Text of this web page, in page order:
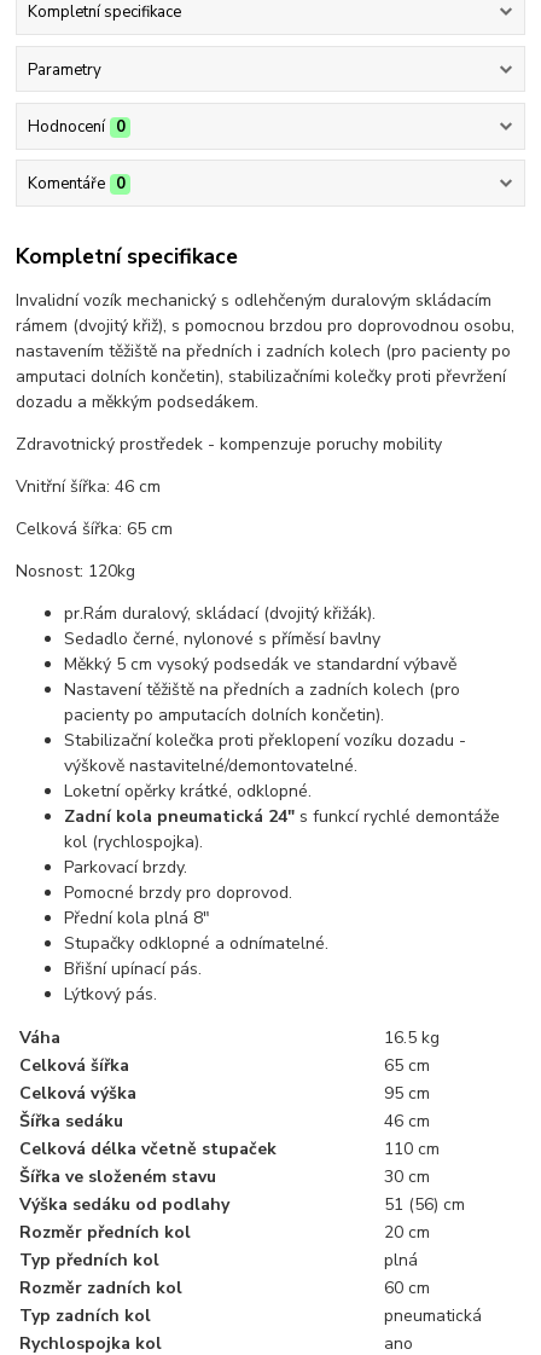
Kompletní specifikace
Parametry
Hodnocení 0
Komentáře 0
Kompletní specifikace
Invalidní vozík mechanický s odlehčeným duralovým skládacím
rámem (dvojitý křiž), s pomocnou brzdou pro doprovodnou osobu,
nastavením těžiště na předních i zadních kolech (pro pacienty po
amputaci dolních končetin), stabilizačními kolečky proti převržení
dozadu a měkkým podsedákem.
Zdravotnický prostředek - kompenzuje poruchy mobility
Vnitřní šířka: 46 cm
Celková šířka: 65 cm
Nosnost: 120kg
pr.Rám duralový, skládací (dvojitý křižák).
Sedadlo černé, nylonové s příměsí bavlny
Měkký 5 cm vysoký podsedák ve standardní výbavě
Nastavení těžiště na předních a zadních kolech (pro
pacienty po amputacích dolních končetin).
Stabilizační kolečka proti překlopení vozíku dozadu -
výškově nastavitelné/demontovatelné.
Loketní opěrky krátké, odklopné.
Zadní kola pneumatická 24" s funkcí rychlé demontáže
kol (rychlospojka).
Parkovací brzdy.
Pomocné brzdy pro doprovod.
Přední kola plná 8"
Stupačky odklopné a odnímatelné.
Břišní upínací pás.
Lýtkový pás.
Váha
16.5 kg
Celková šířka
65 cm
Celková výška
95 cm
Šířka sedáku
46 cm
Celková délka včetně stupaček
110 cm
Šířka ve složeném stavu
30 cm
Výška sedáku od podlahy
51 (56) cm
Rozměr předních kol
20 cm
Typ předních kol
plná
Rozměr zadních kol
60 cm
Typ zadních kol
pneumatická
Rychlospojka kol
ano